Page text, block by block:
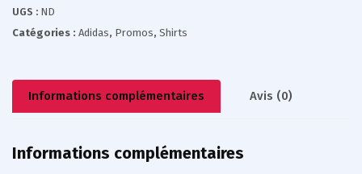
UGS : ND
Catégories : Adidas, Promos, Shirts
Informations complémentaires Avis (0)
Informations complémentaires